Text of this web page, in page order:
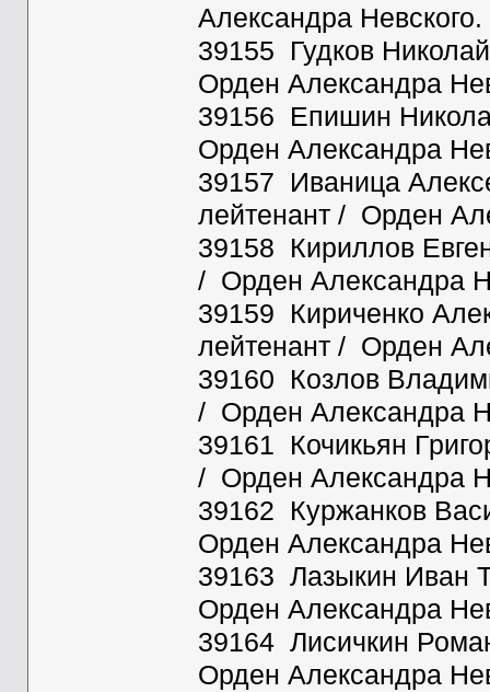
Александра Невского.
39155 Гудков
Орден Александра
39156 Епишин
Орден Александра
39157 Иваница
лейтенант / Орден
39158 Кириллов
/ Орден Александра
39159 Кириченко
лейтенант / Орден
39160 Козлов
/ Орден Александра
39161 Кочикьян
/ Орден Александра
39162 Куржанков
Орден Александра
39163 Лазыкин Иван
Орден Александра
39164 Лисичкин
Орден Александра